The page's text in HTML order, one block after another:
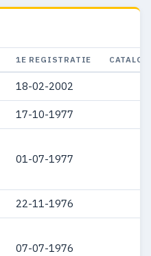
1E REGISTRATIE
18-02-2002
17-10-1977
01-07-1977
22-11-1976
07-07-1976